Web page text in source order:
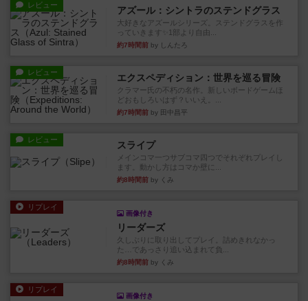
レビュー アズール：シントラのステンドグラス
大好きなアズールシリーズ。ステンドグラスを作
っていきます✨1部より自由...
約7時間前 by しんたろ
レビュー エクスペディション：世界を巡る冒険
クラマー氏の不朽の名作。新しいボードゲームほ
どおもしろいはず？いいえ。...
約7時間前 by 田中昌平
レビュー スライプ
メインコマ一つサブコマ四つでそれぞれプレイし
ます。動かし方はコマか壁に...
約8時間前 by くみ
リプレイ
画像付き
リーダーズ
久しぶりに取り出してプレイ。詰めきれなかっ
た…であっさり追い込まれて負...
約8時間前 by くみ
リプレイ
画像付き